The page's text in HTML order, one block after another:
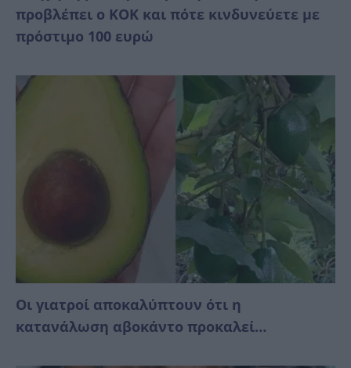
προβλέπει ο ΚΟΚ και πότε κινδυνεύετε με
πρόστιμο 100 ευρώ
Οι γιατροί αποκαλύπτουν ότι η
κατανάλωση αβοκάντο προκαλεί…